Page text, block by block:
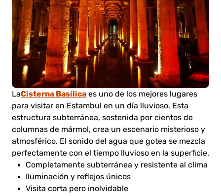
LaCisterna Basílica es uno de los mejores lugares
para visitar en Estambul en un día lluvioso. Esta
estructura subterránea, sostenida por cientos de
columnas de mármol, crea un escenario misterioso y
atmosférico. El sonido del agua que gotea se mezcla
perfectamente con el tiempo lluvioso en la superficie.
Completamente subterránea y resistente al clima
Iluminación y reflejos únicos
Visita corta pero inolvidable